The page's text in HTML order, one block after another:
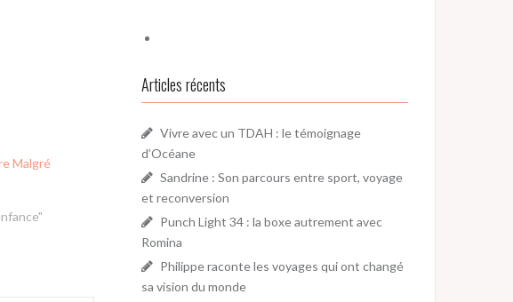
Malgré
Articles récents
Vivre avec un TDAH : le témoignage
d’Océane
Sandrine : Son parcours entre sport, voyage
et reconversion
Punch Light 34 : la boxe autrement avec
Romina
Philippe raconte les voyages qui ont changé
sa vision du monde